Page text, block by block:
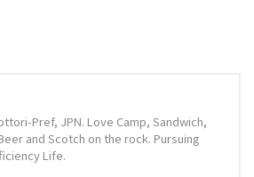
Pref, JPN. Love Camp, Sandwich,
and Scotch on the rock. Pursuing
Life.